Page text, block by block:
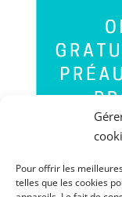
Pour offrir les
telles que les cookies